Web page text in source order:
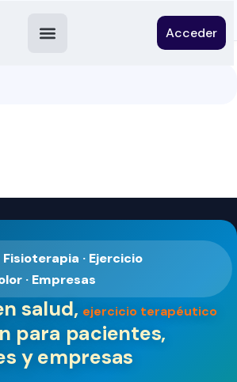
Acceder
Fisioterapia · Ejercicio
· Empresas
salud, ejercicio terapéutico
para pacientes,
y empresas